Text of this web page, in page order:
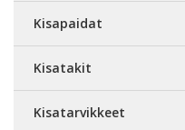
Kisapaidat
Kisatakit
Kisatarvikkeet